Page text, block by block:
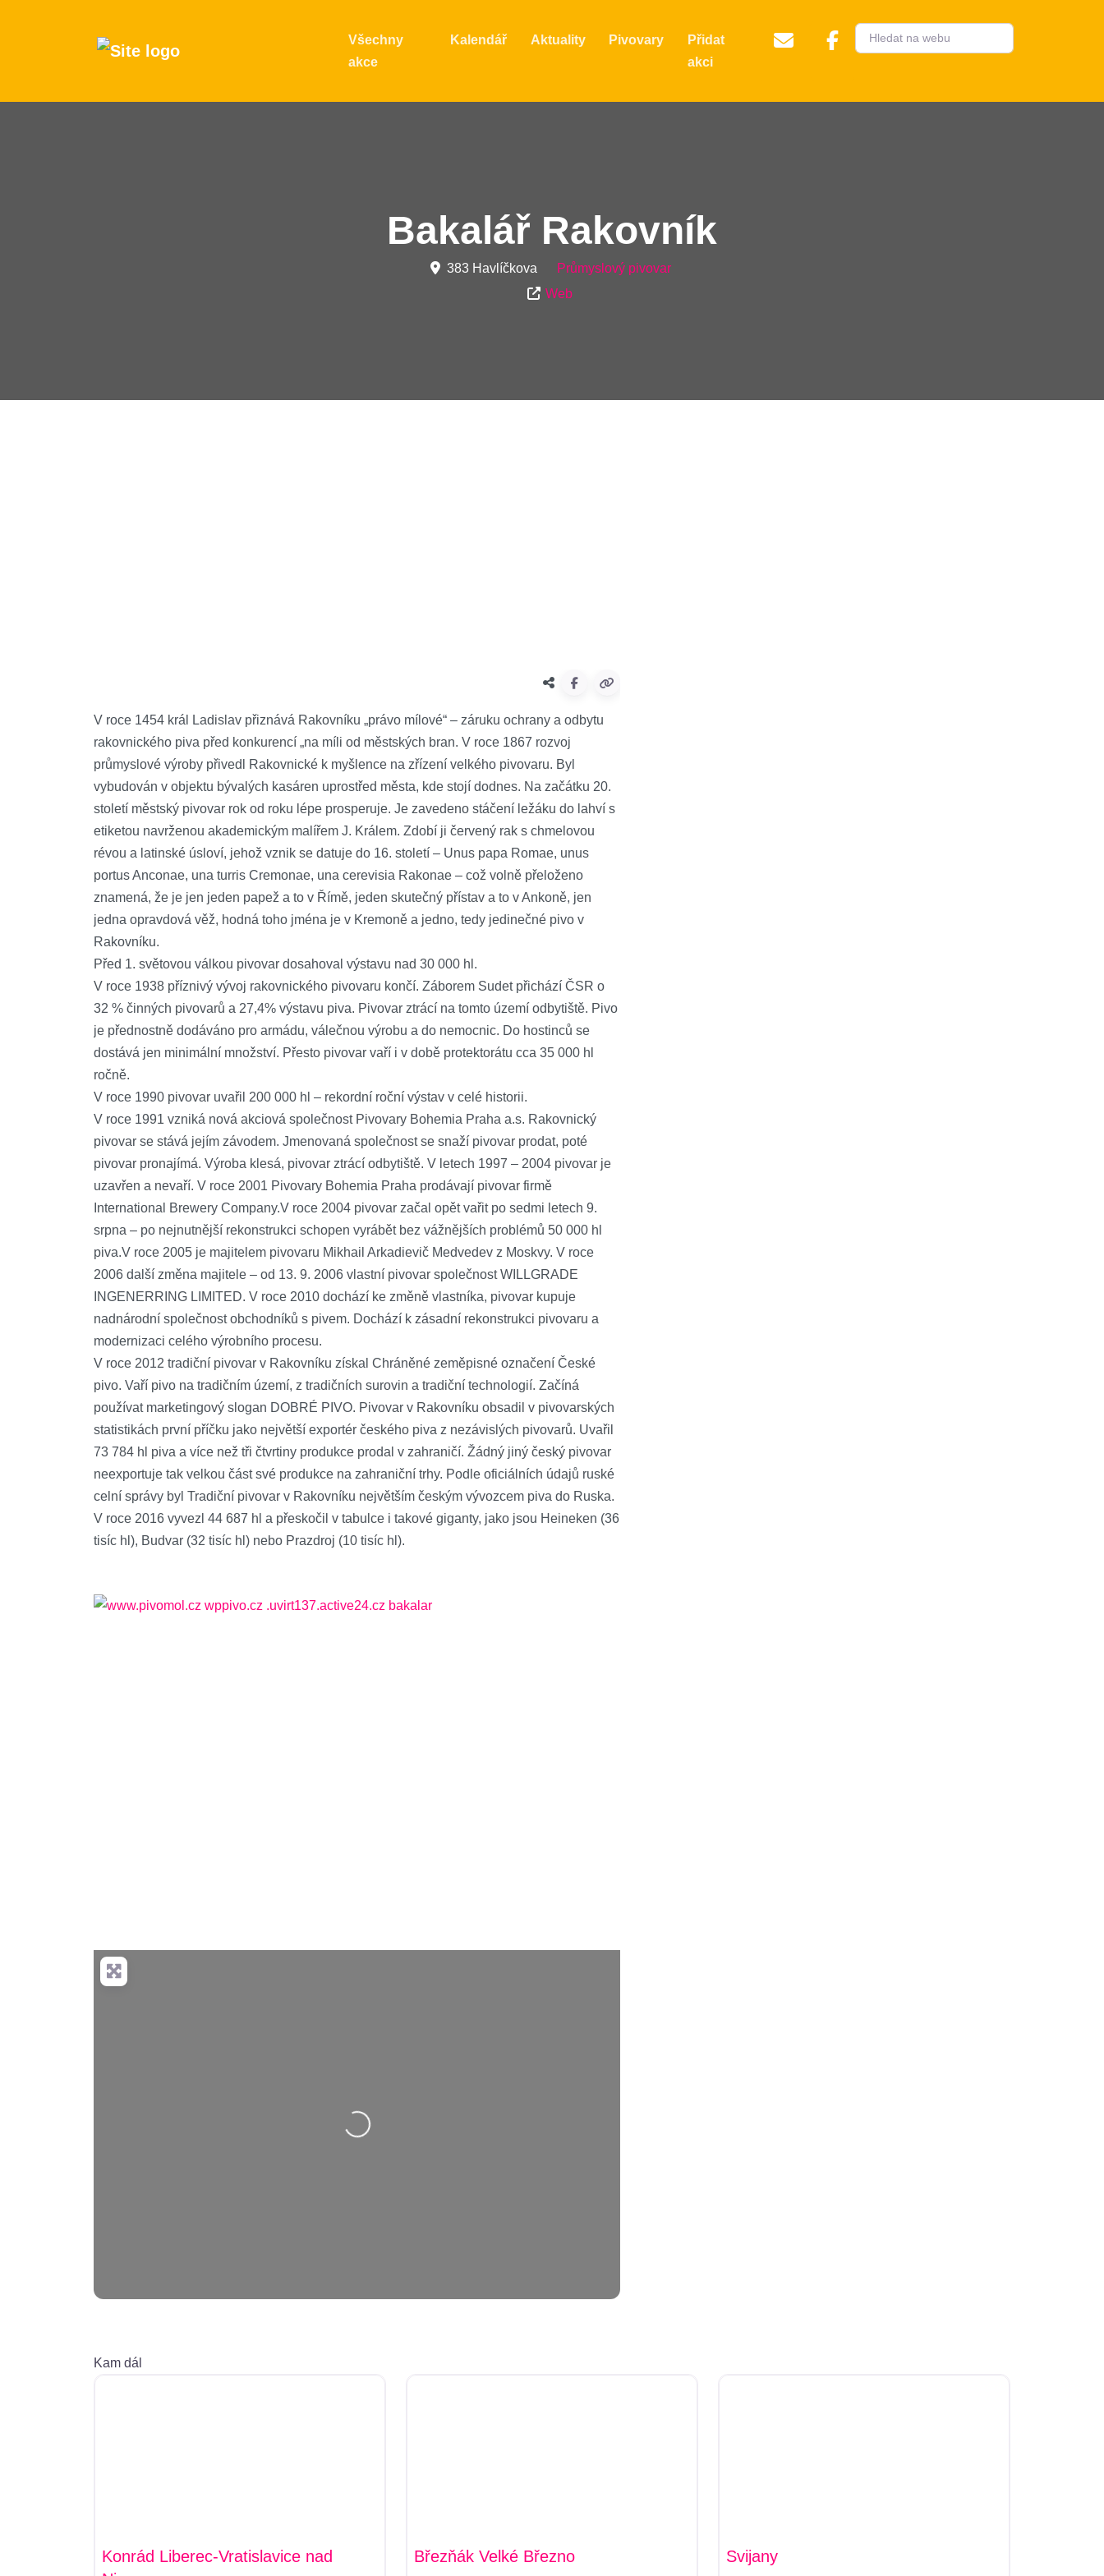
Všechny
akce
Kalendář Aktuality Pivovary
Přidat
akci
Bakalář Rakovník
383 Havlíčkova
Průmyslový pivovar
Web
V roce 1454 král Ladislav přiznává Rakovníku „právo mílové“ – záruku ochrany a odbytu
rakovnického piva před konkurencí „na míli od městských bran. V roce 1867 rozvoj
průmyslové výroby přivedl Rakovnické k myšlence na zřízení velkého pivovaru. Byl
vybudován v objektu bývalých kasáren uprostřed města, kde stojí dodnes. Na začátku 20.
století městský pivovar rok od roku lépe prosperuje. Je zavedeno stáčení ležáku do lahví s
etiketou navrženou akademickým malířem J. Králem. Zdobí ji červený rak s chmelovou
révou a latinské úsloví, jehož vznik se datuje do 16. století – Unus papa Romae, unus
portus Anconae, una turris Cremonae, una cerevisia Rakonae – což volně přeloženo
znamená, že je jen jeden papež a to v Římě, jeden skutečný přístav a to v Ankoně, jen
jedna opravdová věž, hodná toho jména je v Kremoně a jedno, tedy jedinečné pivo v
Rakovníku.
Před 1. světovou válkou pivovar dosahoval výstavu nad 30 000 hl.
V roce 1938 příznivý vývoj rakovnického pivovaru končí. Záborem Sudet přichází ČSR o
32 % činných pivovarů a 27,4% výstavu piva. Pivovar ztrácí na tomto území odbytiště. Pivo
je přednostně dodáváno pro armádu, válečnou výrobu a do nemocnic. Do hostinců se
dostává jen minimální množství. Přesto pivovar vaří i v době protektorátu cca 35 000 hl
ročně.
V roce 1990 pivovar uvařil 200 000 hl – rekordní roční výstav v celé historii.
V roce 1991 vzniká nová akciová společnost Pivovary Bohemia Praha a.s. Rakovnický
pivovar se stává jejím závodem. Jmenovaná společnost se snaží pivovar prodat, poté
pivovar pronajímá. Výroba klesá, pivovar ztrácí odbytiště. V letech 1997 – 2004 pivovar je
uzavřen a nevaří. V roce 2001 Pivovary Bohemia Praha prodávají pivovar firmě
International Brewery Company.V roce 2004 pivovar začal opět vařit po sedmi letech 9.
srpna – po nejnutnější rekonstrukci schopen vyrábět bez vážnějších problémů 50 000 hl
piva.V roce 2005 je majitelem pivovaru Mikhail Arkadievič Medvedev z Moskvy. V roce
2006 další změna majitele – od 13. 9. 2006 vlastní pivovar společnost WILLGRADE
INGENERRING LIMITED. V roce 2010 dochází ke změně vlastníka, pivovar kupuje
nadnárodní společnost obchodníků s pivem. Dochází k zásadní rekonstrukci pivovaru a
modernizaci celého výrobního procesu.
V roce 2012 tradiční pivovar v Rakovníku získal Chráněné zeměpisné označení České
pivo. Vaří pivo na tradičním území, z tradičních surovin a tradiční technologií. Začíná
používat marketingový slogan DOBRÉ PIVO. Pivovar v Rakovníku obsadil v pivovarských
statistikách první příčku jako největší exportér českého piva z nezávislých pivovarů. Uvařil
73 784 hl piva a více než tři čtvrtiny produkce prodal v zahraničí. Žádný jiný český pivovar
neexportuje tak velkou část své produkce na zahraniční trhy. Podle oficiálních údajů ruské
celní správy byl Tradiční pivovar v Rakovníku největším českým vývozcem piva do Ruska.
V roce 2016 vyvezl 44 687 hl a přeskočil v tabulce i takové giganty, jako jsou Heineken (36
tisíc hl), Budvar (32 tisíc hl) nebo Prazdroj (10 tisíc hl).
Nahrávání….
Kam dál
Konrád Liberec-Vratislavice nad
Březňák Velké Březno Svijany